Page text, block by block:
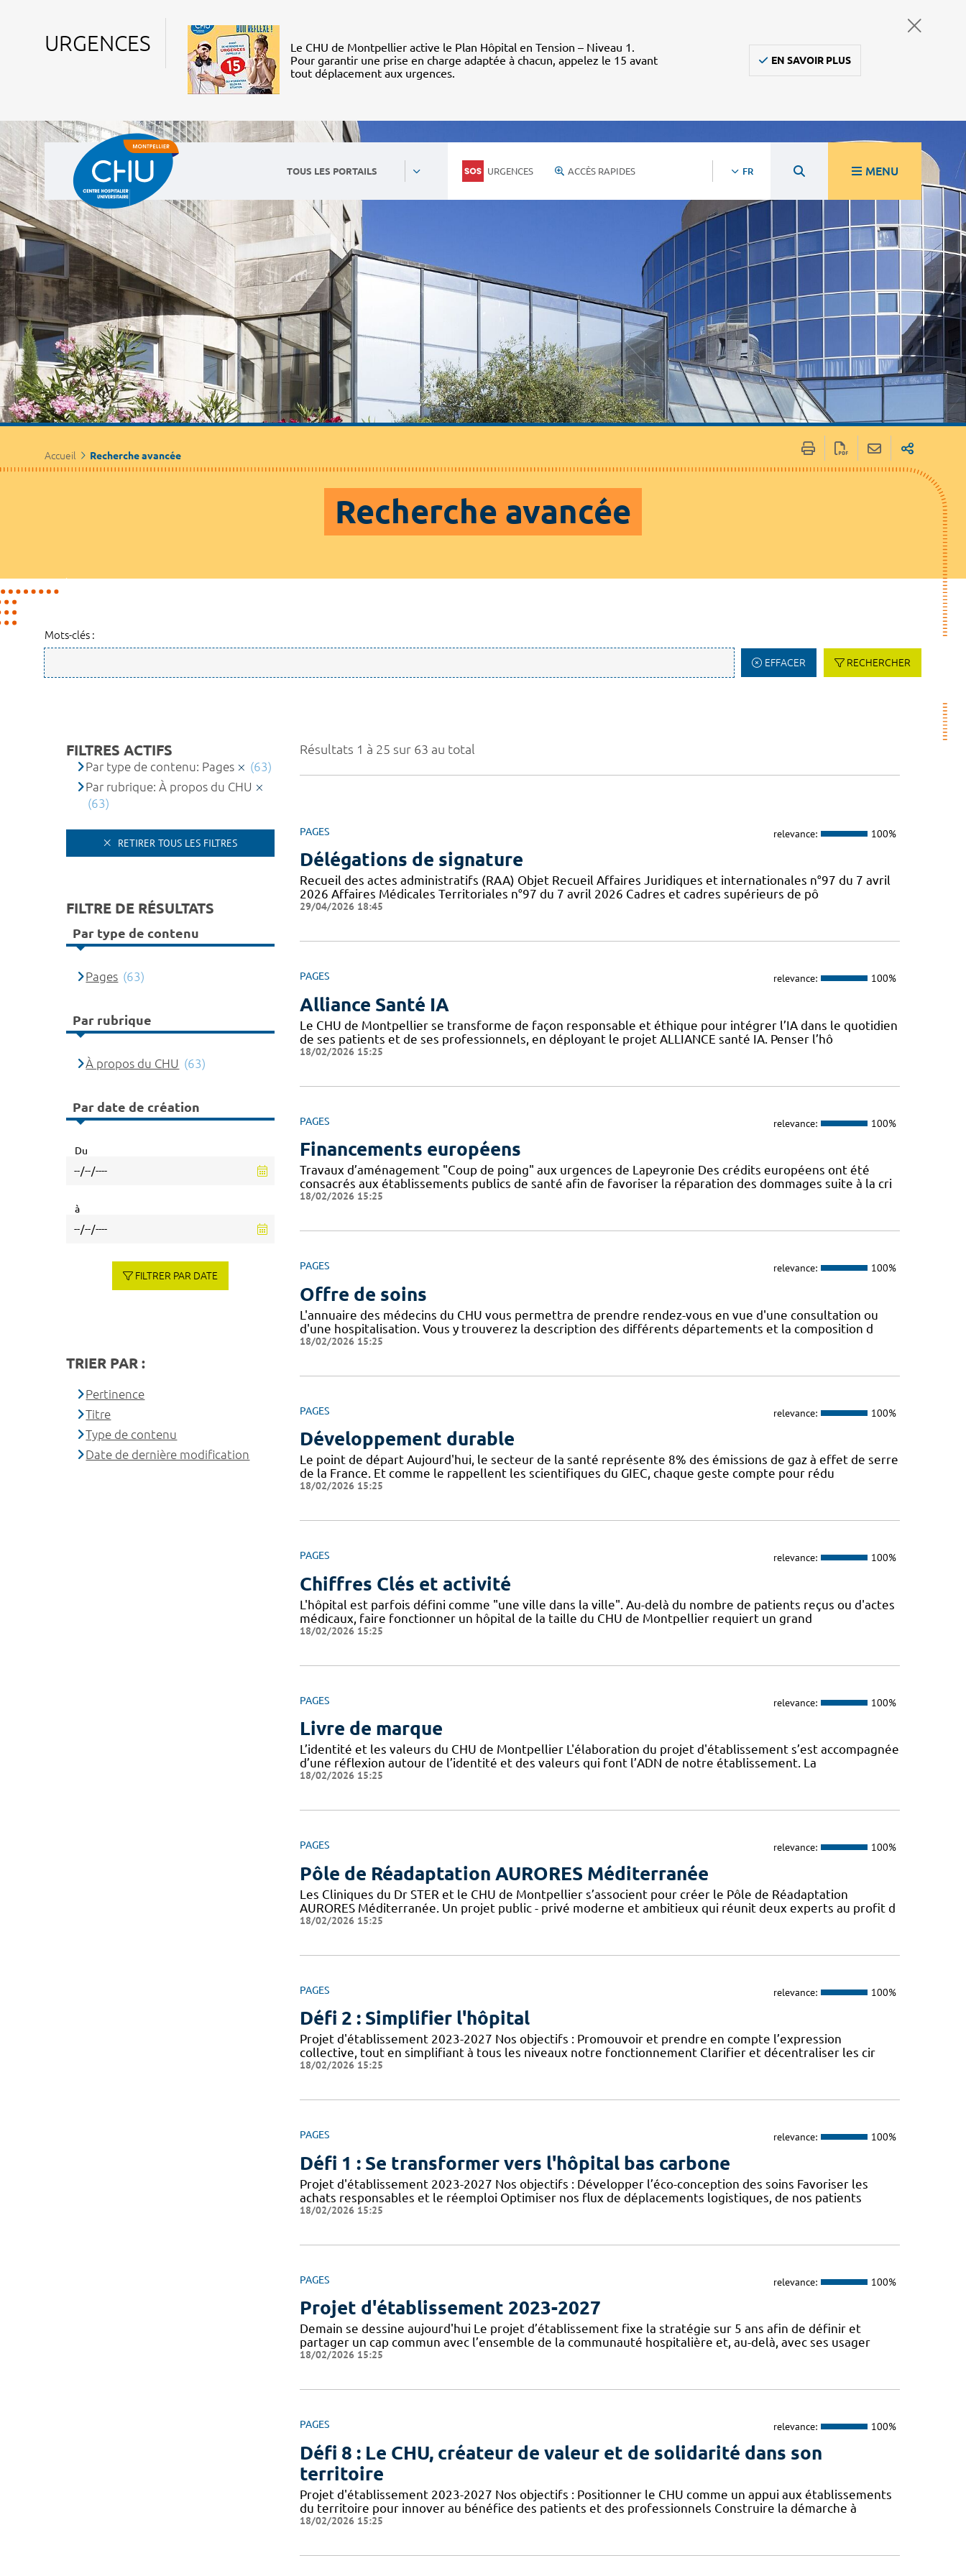
URGENCES
Le CHU de Montpellier active le Plan Hôpital en Tension – Niveau 1.
Pour garantir une prise en charge adaptée à chacun, appelez le 15 avant
tout déplacement aux urgences.
EN SAVOIR PLUS
TOUS LES PORTAILS URGENCES ACCÈS RAPIDES FR MENU
Accueil Recherche avancée
Recherche avancée
Mots-clés :
EFFACER RECHERCHER
Résultats 1 à 25 sur 63 au total
PAGES relevance: 100%
Délégations de signature
Recueil des actes administratifs (RAA) Objet Recueil Affaires Juridiques et internationales n°97 du 7 avril
2026 Affaires Médicales Territoriales n°97 du 7 avril 2026 Cadres et cadres supérieurs de pô
29/04/2026 18:45
PAGES relevance: 100%
Alliance Santé IA
Le CHU de Montpellier se transforme de façon responsable et éthique pour intégrer l’IA dans le quotidien
de ses patients et de ses professionnels, en déployant le projet ALLIANCE santé IA. Penser l’hô
18/02/2026 15:25
PAGES relevance: 100%
Financements européens
Travaux d’aménagement "Coup de poing" aux urgences de Lapeyronie Des crédits européens ont été
consacrés aux établissements publics de santé afin de favoriser la réparation des dommages suite à la cri
18/02/2026 15:25
PAGES relevance: 100%
Offre de soins
L'annuaire des médecins du CHU vous permettra de prendre rendez-vous en vue d'une consultation ou
d'une hospitalisation. Vous y trouverez la description des différents départements et la composition d
18/02/2026 15:25
PAGES relevance: 100%
Développement durable
Le point de départ Aujourd'hui, le secteur de la santé représente 8% des émissions de gaz à effet de serre
de la France. Et comme le rappellent les scientifiques du GIEC, chaque geste compte pour rédu
18/02/2026 15:25
PAGES relevance: 100%
Chiffres Clés et activité
L'hôpital est parfois défini comme "une ville dans la ville". Au-delà du nombre de patients reçus ou d'actes
médicaux, faire fonctionner un hôpital de la taille du CHU de Montpellier requiert un grand
18/02/2026 15:25
PAGES relevance: 100%
Livre de marque
L’identité et les valeurs du CHU de Montpellier L'élaboration du projet d'établissement s’est accompagnée
d’une réflexion autour de l’identité et des valeurs qui font l’ADN de notre établissement. La
18/02/2026 15:25
PAGES relevance: 100%
Pôle de Réadaptation AURORES Méditerranée
Les Cliniques du Dr STER et le CHU de Montpellier s’associent pour créer le Pôle de Réadaptation
AURORES Méditerranée. Un projet public - privé moderne et ambitieux qui réunit deux experts au profit d
18/02/2026 15:25
PAGES relevance: 100%
Défi 2 : Simplifier l'hôpital
Projet d'établissement 2023-2027 Nos objectifs : Promouvoir et prendre en compte l’expression
collective, tout en simplifiant à tous les niveaux notre fonctionnement Clarifier et décentraliser les cir
18/02/2026 15:25
PAGES relevance: 100%
Défi 1 : Se transformer vers l'hôpital bas carbone
Projet d'établissement 2023-2027 Nos objectifs : Développer l’éco-conception des soins Favoriser les
achats responsables et le réemploi Optimiser nos flux de déplacements logistiques, de nos patients
18/02/2026 15:25
PAGES relevance: 100%
Projet d'établissement 2023-2027
Demain se dessine aujourd'hui Le projet d’établissement fixe la stratégie sur 5 ans afin de définir et
partager un cap commun avec l’ensemble de la communauté hospitalière et, au-delà, avec ses usager
18/02/2026 15:25
PAGES relevance: 100%
Défi 8 : Le CHU, créateur de valeur et de solidarité dans son
territoire
Projet d'établissement 2023-2027 Nos objectifs : Positionner le CHU comme un appui aux établissements
du territoire pour innover au bénéfice des patients et des professionnels Construire la démarche à
18/02/2026 15:25
FILTRES ACTIFS
Par type de contenu: Pages
(63)
Par rubrique: À propos du CHU
(63)
RETIRER TOUS LES FILTRES
FILTRE DE RÉSULTATS
Par type de contenu
Pages (63)
Par rubrique
À propos du CHU (63)
Par date de création
Du
à
FILTRER PAR DATE
TRIER PAR :
Pertinence
Titre
Type de contenu
Date de dernière modification